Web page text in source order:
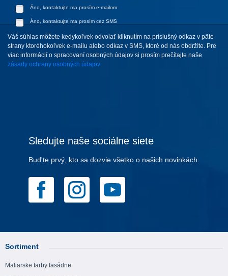
Áno, kontaktujte ma prosím e-mailom
Áno, kontaktujte ma prosím cez SMS
Váš súhlas môžete kedykoľvek odvolať kliknutím na príslušný odkaz v päte
strany ktoréhokoľvek e-mailu alebo odkaz v SMS, ktoré od nás obdržíte. Pre
viac informácií o spracovaní osobných údajov si prosím prečítajte naše
zásady ochrany osobných údajov
Sledujte naše sociálne siete
Bud'te prvý, kto sa dozvie všetko o našich novinkách.
Sortiment
Maliarske farby fasádne